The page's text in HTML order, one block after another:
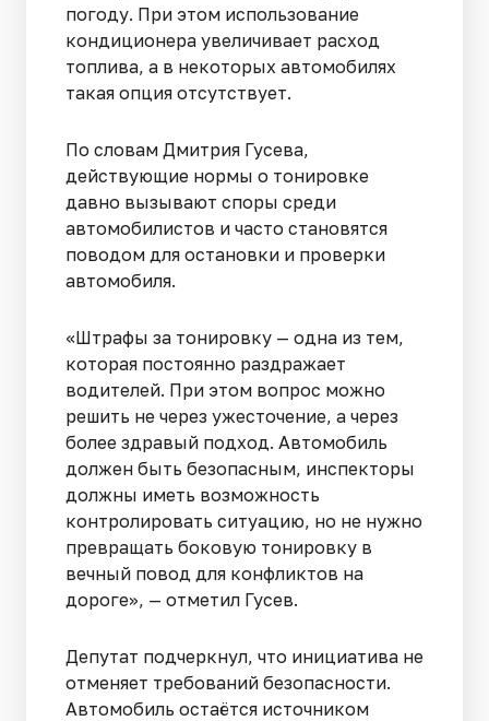
погоду. При этом использование
кондиционера увеличивает расход
топлива, а в некоторых автомобилях
такая опция отсутствует.
По словам Дмитрия Гусева,
действующие нормы о тонировке
давно вызывают споры среди
автомобилистов и часто становятся
поводом для остановки и проверки
автомобиля.
«Штрафы за тонировку — одна из тем,
которая постоянно раздражает
водителей. При этом вопрос можно
решить не через ужесточение, а через
более здравый подход. Автомобиль
должен быть безопасным, инспекторы
должны иметь возможность
контролировать ситуацию, но не нужно
превращать боковую тонировку в
вечный повод для конфликтов на
дороге», — отметил Гусев.
Депутат подчеркнул, что инициатива не
отменяет требований безопасности.
Автомобиль остаётся источником